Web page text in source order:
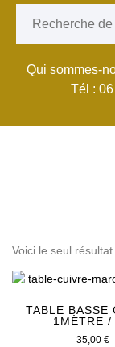
Skip to content
Qui sommes-
Tél :
Voici le seul résultat
TABLE BASSE
1MÈTRE /
35,00 €